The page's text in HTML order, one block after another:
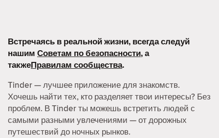
Встречаясь в реальной жизни, всегда следуй
нашим Советам по безопасности, а
такжеПравилам сообщества.
Tinder — лучшее приложение для знакомств.
Хочешь найти тех, кто разделяет твои интересы? Без
проблем. В Tinder ты можешь встретить людей с
самыми разными увлечениями — от дорожных
путешествий до ночных рынков.